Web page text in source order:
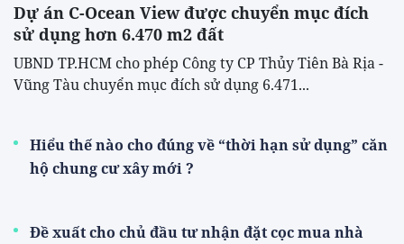
Dự án C-Ocean View được chuyển mục đích
sử dụng hơn 6.470 m2 đất
UBND TP.HCM cho phép Công ty CP Thủy Tiên Bà Rịa -
Vũng Tàu chuyển mục đích sử dụng 6.471...
Hiểu thế nào cho đúng về “thời hạn sử dụng” căn
hộ chung cư xây mới ?
Đề xuất cho chủ đầu tư nhận đặt cọc mua nhà